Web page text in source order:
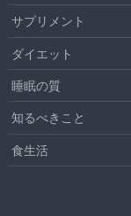
サプリメント
ダイエット
睡眠の質
知るべきこと
食生活